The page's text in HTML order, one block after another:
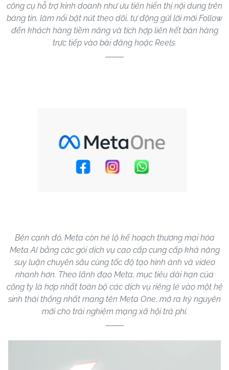
công cụ hỗ trợ kinh doanh như ưu tiên hiển thị nội dung trên
bảng tin, làm nổi bật nút theo dõi, tự động gửi lời mời Follow
đến khách hàng tiềm năng và tích hợp liên kết bán hàng
trực tiếp vào bài đăng hoặc Reels.
Bên cạnh đó, Meta còn hé lộ kế hoạch thương mại hóa
Meta AI bằng các gói dịch vụ cao cấp cung cấp khả năng
suy luận chuyên sâu cùng tốc độ tạo hình ảnh và video
nhanh hơn. Theo lãnh đạo Meta, mục tiêu dài hạn của
công ty là hợp nhất toàn bộ các dịch vụ riêng lẻ vào một hệ
sinh thái thống nhất mang tên Meta One, mở ra kỷ nguyên
mới cho trải nghiệm mạng xã hội trả phí.